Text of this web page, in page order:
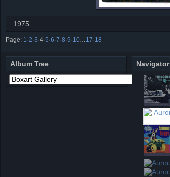
1975
Page: 1 ·2·3·4·5·6·7·8·9·10 17·18
Album Tree Navigator